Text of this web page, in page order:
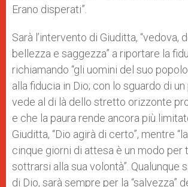
Erano disperati”.
Sarà l’intervento di Giuditta, “vedova,
bellezza e saggezza” a riportare la
richiamando “gli uomini del suo
alla fiducia in Dio; con lo sguardo di
vede al di là dello stretto orizzonte
e che la paura rende ancora più
Giuditta, “Dio agirà di certo”, mentre
cinque giorni di attesa è un modo per
sottrarsi alla sua volontà”. Qualunque
di Dio, sarà sempre per la “salvezza”